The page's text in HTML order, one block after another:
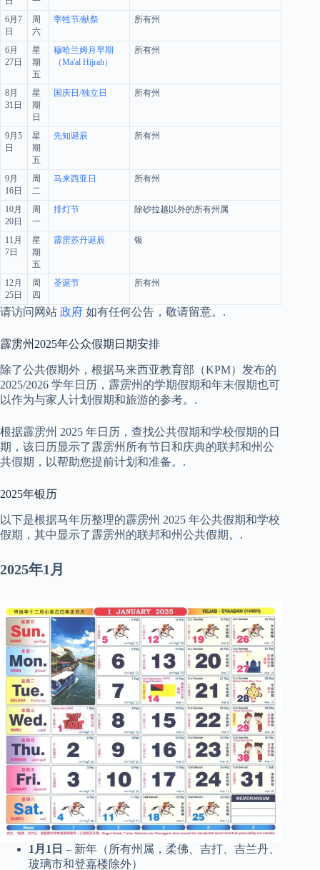
6月7
日
周
六
宰牲节/献祭 所有州
6月
27日
星
期
五
穆哈兰姆月早期
（Ma'al Hijrah）
所有州
8月
31日
星
期
日
国庆日/独立日 所有州
9月5
日
星
期
五
先知诞辰 所有州
9月
16日
周
二
马来西亚日 所有州
10月
20日
周
一
排灯节 除砂拉越以外的所有州属
11月
7日
星
期
五
霹雳苏丹诞辰 银
12月
25日
周
四
圣诞节 所有州
请访问网站 政府 如有任何公告，敬请留意。.
霹雳州2025年公众假期日期安排
除了公共假期外，根据马来西亚教育部（KPM）发布的
2025/2026 学年日历，霹雳州的学期假期和年末假期也可
以作为与家人计划假期和旅游的参考。.
根据霹雳州 2025 年日历，查找公共假期和学校假期的日
期，该日历显示了霹雳州所有节日和庆典的联邦和州公
共假期，以帮助您提前计划和准备。.
2025年银历
以下是根据马年历整理的霹雳州 2025 年公共假期和学校
假期，其中显示了霹雳州的联邦和州公共假期。.
2025年1月
1月1日 – 新年（所有州属，柔佛、吉打、吉兰丹、
玻璃市和登嘉楼除外）